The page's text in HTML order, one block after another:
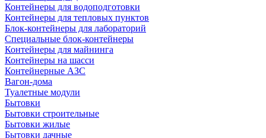
Контейнеры для водоподготовки
Контейнеры для тепловых пунктов
Блок-контейнеры для лабораторий
Специальные блок-контейнеры
Контейнеры для майнинга
Контейнеры на шасси
Контейнерные АЗС
Вагон-дома
Туалетные модули
Бытовки
Бытовки строительные
Бытовки жилые
Бытовки дачные